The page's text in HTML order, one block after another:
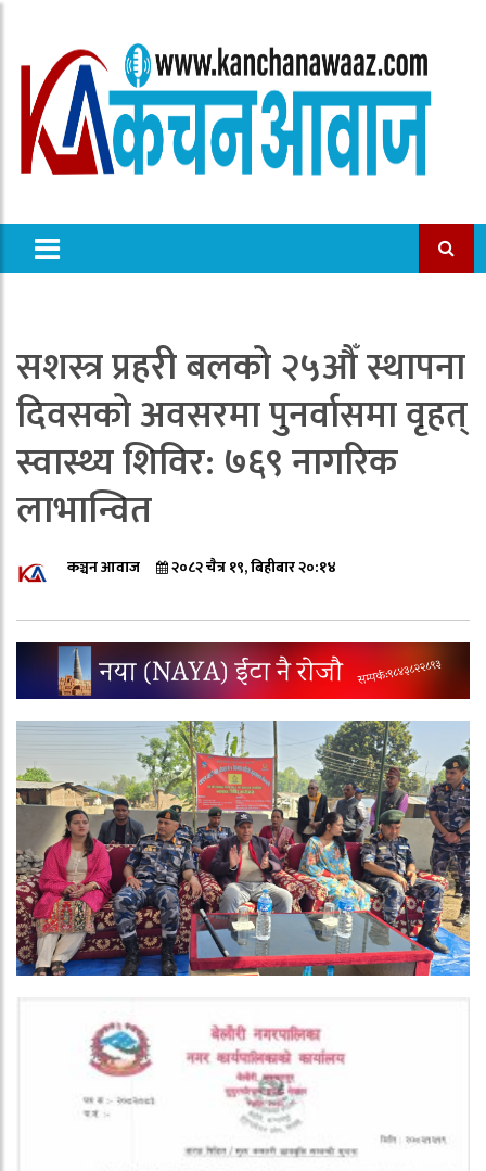
सशस्त्र प्रहरी बलको २५औँ स्थापना
दिवसको अवसरमा पुनर्वासमा वृहत्
स्वास्थ्य शिविर: ७६९ नागरिक
लाभान्वित
कञ्चन आवाज २०८२ चैत्र १९, बिहीबार २०:१४